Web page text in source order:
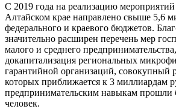
С 2019 года на реализацию
Алтайском крае направлено свыше 5,6
федерального и краевого бюджетов.
значительно расширен перечень мер
малого и среднего
докапитализация региональных
гарантийной организаций, совокупный
которых приближается к 3 миллиардам
предпринимательским навыкам прошли
человек.